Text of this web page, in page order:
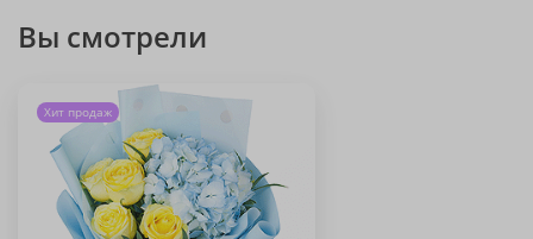
Вы смотрели
Хит продаж